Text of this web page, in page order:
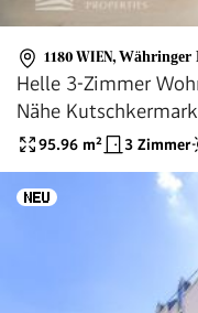
1180 WIEN, Währinger
Helle 3-Zimmer
Nähe
95.96 m² 3 Zimmer